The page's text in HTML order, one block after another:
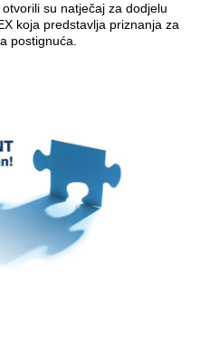
su natječaj za dodjelu
koja predstavlja priznanja za
postignuća.